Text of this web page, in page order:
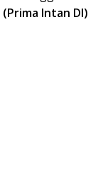
(Prima Intan DI)